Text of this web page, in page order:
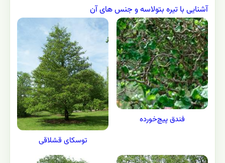
آشنایی با تیره بتولاسه و جنس های آن
فندق پيچ‌خورده
توسکای قشلاقی